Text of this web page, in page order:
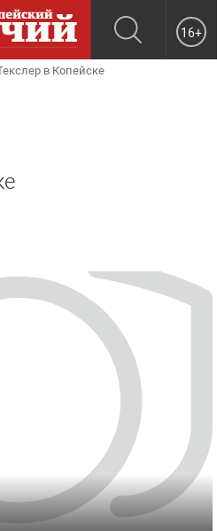
16+
в Копейске